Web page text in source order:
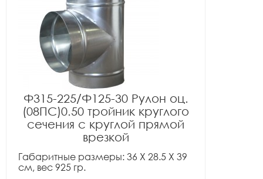
Ф315-225/Ф125-30 Рулон оц.
(08ПС)0.50 тройник круглого
сечения с круглой прямой
врезкой
Габаритные размеры: 36 X 28.5 X 39
см, вес 925 гр.